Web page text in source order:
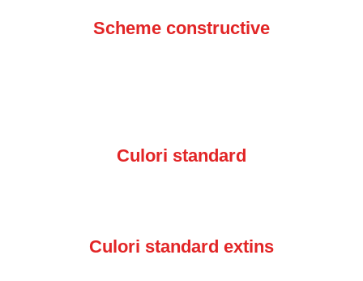
Scheme constructive
Culori standard
Culori standard extins